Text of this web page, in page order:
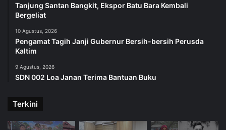
Tanjung Santan Bangkit, Ekspor Batu Bara Kembali
Bergeliat
10 Agustus, 2026
Pengamat Tagih Janji Gubernur Bersih-bersih Perusda
Kaltim
9 Agustus, 2026
SDN 002 Loa Janan Terima Bantuan Buku
Terkini